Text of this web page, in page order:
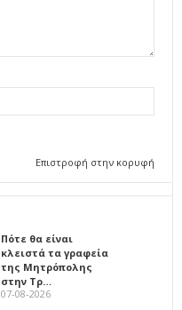
Επιστροφή στην κορυφή
Πότε θα είναι
κλειστά τα γραφεία
της Μητρόπολης
στην Τρ…
07-08-2026